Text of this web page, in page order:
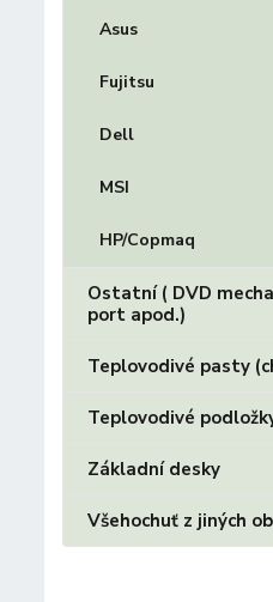
Asus
Fujitsu
Dell
MSI
HP/Copmaq
Ostatní ( DVD
port apod.)
Teplovodivé pasty
Teplovodivé
Základní desky
Všehochuť z jiných